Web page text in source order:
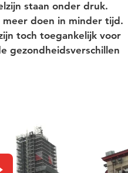
staan onder druk.
meer doen in minder tijd.
toch toegankelijk voor
gezondheidsverschillen